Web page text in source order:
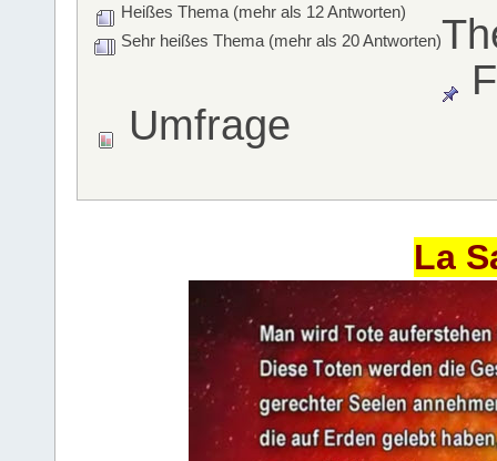
Heißes Thema (mehr als 12 Antworten)
Sehr heißes Thema (mehr als 20 Antworten)
Umfrage
La